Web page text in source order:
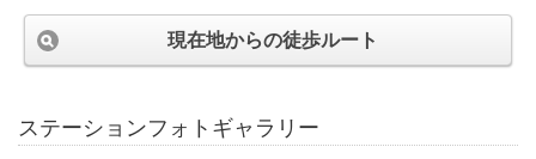
現在地からの徒歩ルート
ステーションフォトギャラリー